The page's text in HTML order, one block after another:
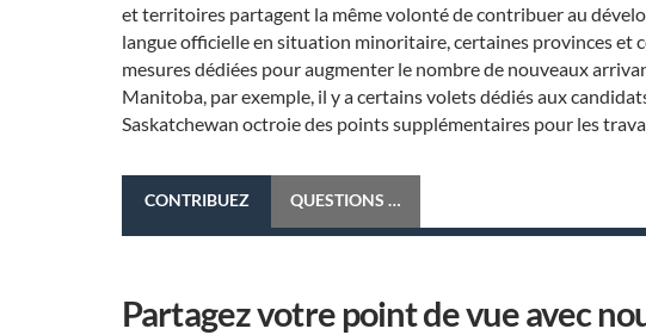
et territoires partagent la même volonté de contribuer au
langue officielle en situation minoritaire, certaines provinces et
mesures dédiées pour augmenter le nombre de nouveaux
Manitoba, par exemple, il y a certains volets dédiés aux
Saskatchewan octroie des points supplémentaires pour les
CONTRIBUEZ QUESTIONS À DISCUTER
Partagez votre point de vue avec